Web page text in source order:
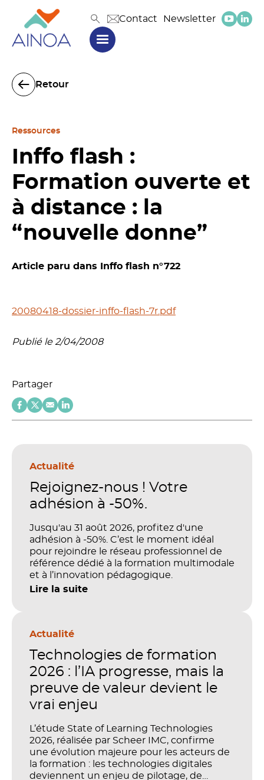
Contact Newsletter
Retour
Ressources
Inffo flash :
Formation ouverte et
à distance : la
“nouvelle donne”
Article paru dans Inffo flash n°722
20080418-dossier-inffo-flash-7r.pdf
Publié le 2/04/2008
Partager
Actualité
Rejoignez-nous ! Votre
adhésion à -50%.
Jusqu'au 31 août 2026, profitez d'une
adhésion à -50%. C’est le moment idéal
pour rejoindre le réseau professionnel de
référence dédié à la formation multimodale
et à l’innovation pédagogique.
Lire la suite
Actualité
Technologies de formation
2026 : l’IA progresse, mais la
preuve de valeur devient le
vrai enjeu
L’étude State of Learning Technologies
2026, réalisée par Scheer IMC, confirme
une évolution majeure pour les acteurs de
la formation : les technologies digitales
deviennent un enjeu de pilotage, de